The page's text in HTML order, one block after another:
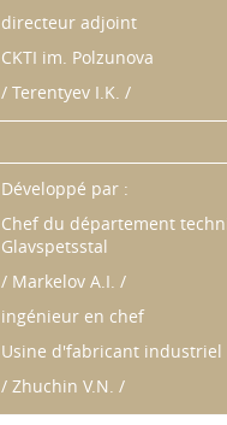
directeur adjoint
CKTI im. Polzunova
/ Terentyev I.K. /
Développé par :
Chef du département
Glavspetsstal
/ Markelov A.I. /
ingénieur en chef
Usine d'fabricant
/ Zhuchin V.N. /